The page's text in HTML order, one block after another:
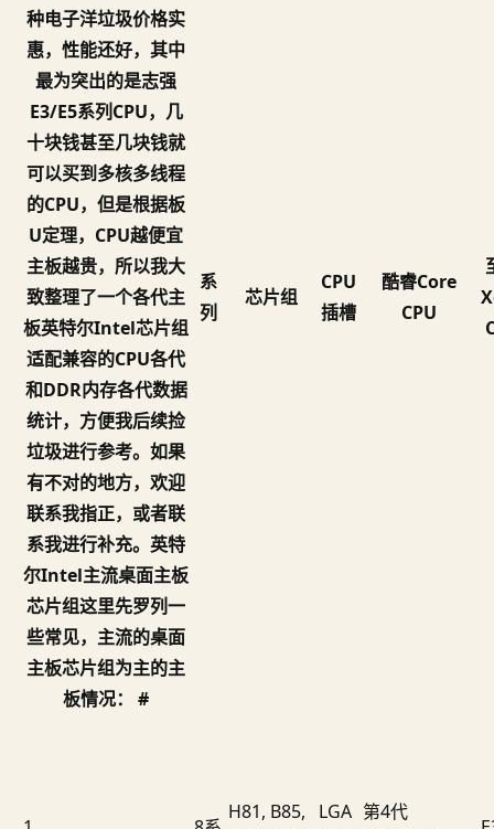
种电子洋垃圾价格实
惠，性能还好，其中
最为突出的是志强
E3/E5系列CPU，几
十块钱甚至几块钱就
可以买到多核多线程
的CPU，但是根据板
U定理，CPU越便宜
主板越贵，所以我大
致整理了一个各代主
板英特尔Intel芯片组
适配兼容的CPU各代
和DDR内存各代数据
统计，方便我后续捡
垃圾进行参考。如果
有不对的地方，欢迎
联系我指正，或者联
系我进行补充。英特
尔Intel主流桌面主板
芯片组这里先罗列一
些常见，主流的桌面
主板芯片组为主的主
板情况： #
系
列
芯片组
CPU
插槽
酷睿Core
CPU
H81, B85,
LGA 第4代